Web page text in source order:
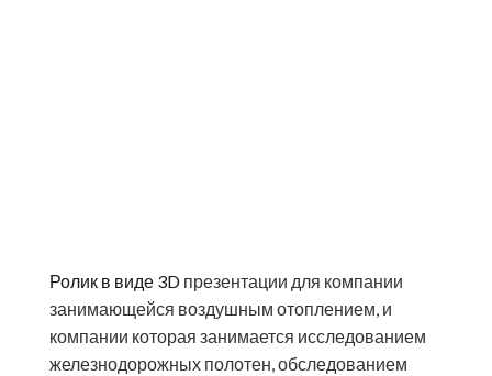
Ролик в виде 3Dпрезентации для компании
занимающейся воздушным отоплением, и
компании которая занимается исследованием
железнодорожных полотен, обследованием